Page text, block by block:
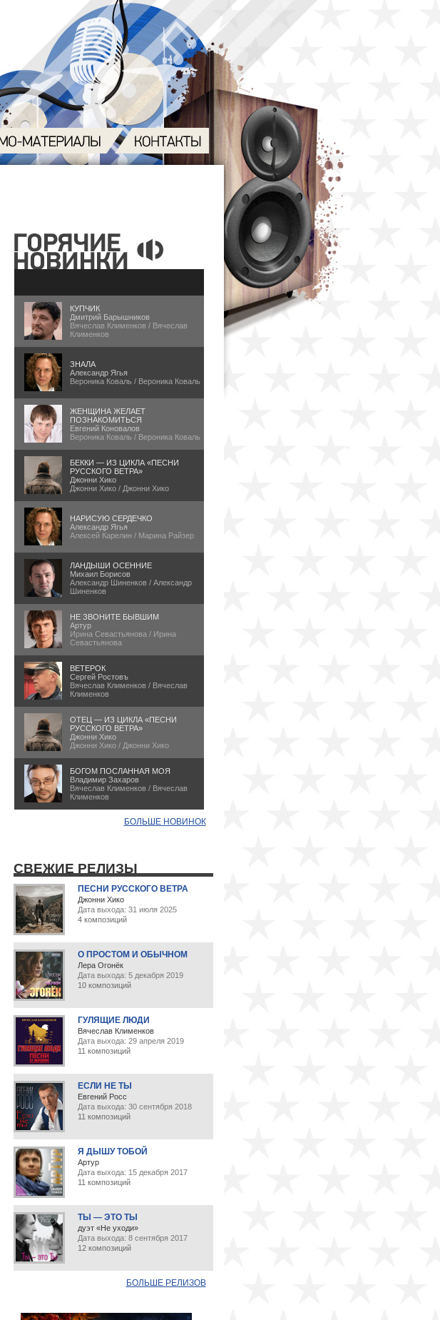
КУПЧИК
Дмитрий Барышников
Вячеслав Клименков / Вячеслав
Клименков
ЗНАЛА
Александр Ягья
Вероника Коваль / Вероника Коваль
ЖЕНЩИНА ЖЕЛАЕТ
ПОЗНАКОМИТЬСЯ
Евгений Коновалов
Вероника Коваль / Вероника Коваль
БЕККИ — ИЗ ЦИКЛА «ПЕСНИ
РУССКОГО ВЕТРА»
Джонни Хико
Джонни Хико / Джонни Хико
НАРИСУЮ СЕРДЕЧКО
Александр Ягья
Алексей Карелин / Марина Райзер
ЛАНДЫШИ ОСЕННИЕ
Михаил Борисов
Александр Шиненков / Александр
Шиненков
НЕ ЗВОНИТЕ БЫВШИМ
Артур
Ирина Севастьянова / Ирина
Севастьянова
ВЕТЕРОК
Сергей Ростовъ
Вячеслав Клименков / Вячеслав
Клименков
ОТЕЦ — ИЗ ЦИКЛА «ПЕСНИ
РУССКОГО ВЕТРА»
Джонни Хико
Джонни Хико / Джонни Хико
БОГОМ ПОСЛАННАЯ МОЯ
Владимир Захаров
Вячеслав Клименков / Вячеслав
Клименков
БОЛЬШЕ НОВИНОК
СВЕЖИЕ РЕЛИЗЫ
ПЕСНИ РУССКОГО ВЕТРА
Джонни Хико
Дата выхода: 31 июля 2025
4 композиций
О ПРОСТОМ И ОБЫЧНОМ
Лера Огонёк
Дата выхода: 5 декабря 2019
10 композиций
ГУЛЯЩИЕ ЛЮДИ
Вячеслав Клименков
Дата выхода: 29 апреля 2019
11 композиций
ЕСЛИ НЕ ТЫ
Евгений Росс
Дата выхода: 30 сентября 2018
11 композиций
Я ДЫШУ ТОБОЙ
Артур
Дата выхода: 15 декабря 2017
11 композиций
ТЫ — ЭТО ТЫ
дуэт «Не уходи»
Дата выхода: 8 сентября 2017
12 композиций
БОЛЬШЕ РЕЛИЗОВ